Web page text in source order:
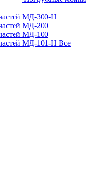
МД-300-H
МД-200
МД-100
МД-101-Н Все